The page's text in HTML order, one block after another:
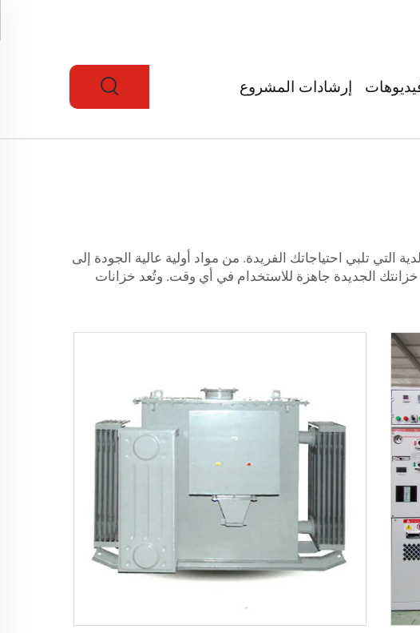
إرشادات المشروع
التي تلبي احتياجاتك الفريدة. من مواد أولية عالية الجودة إلى
الجديدة جاهزة للاستخدام في أي وقت. وتُعد خزانات